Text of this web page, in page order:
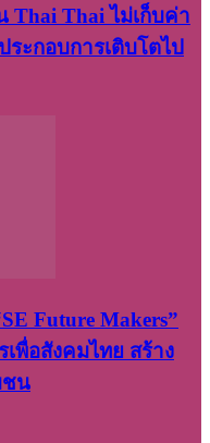
Thai ไม่เก็บค่า
ระกอบการเติบโตไป
Future Makers”
พื่อสังคมไทย สร้าง
ชน